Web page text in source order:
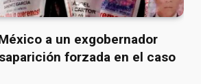
a un exgobernador
forzada en el caso